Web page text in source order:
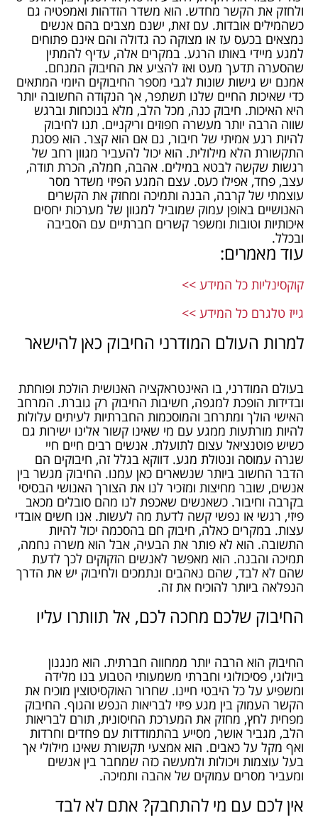
ולחזק את הקשר מחדש. הוא משדר הזדהות ואמפטיה גם
כשהמילים אובדות. עם זאת, ישנם מצבים בהם אנשים
נמצאים בכעס עז או מצוקה כה גדולה והם אינם פתוחים
למגע מיידי באותו הרגע. במקרים אלה, עדיף להמתין
שהסערה תדעך מעט ואז להציע את החיבוק המנחם.
אמנם יש גישות שונות לגבי מספר החיבוקים היומי המתאים
כדי שאיכות החיים שלנו תשתפר, אך הנקודה החשובה יותר
היא האיכות. חיבוק כנה, מכל הלב, מלא בנוכחות וברגש
שווה הרבה יותר מעשרה חפוזים וריקניים. תנו לחיבוק
להיות רגע אמיתי של חיבור, גם אם הוא קצר. הוא פסגת
התקשורת הלא מילולית. הוא יכול להעביר מגוון רחב של
רגשות שקשה לבטא במילים. אהבה, חמלה, הכרת תודה,
עצב, פחד, אפילו כעס. עצם המגע הפיזי משדר מסר
עוצמתי של קרבה, הבנה ותמיכה ומחזק את הקשרים
האנושיים באופן עמוק שמוביל למגוון של מערכות יחסים
איכותיות וטובות ומשפר קשרים חברתיים עם הסביבה
ובכלל.
עוד מאמרים:
קוקסינליות כל המידע >>
גייז טלגרם כל המידע >>
למרות העולם המודרני החיבוק כאן להישאר
בעולם המודרני, בו האינטראקציה האנושית הולכת ופוחתת
ובדידות הופכת למגפה, חשיבות החיבוק רק גוברת. המרחב
האישי הולך ומתרחב והמוסכמות החברתיות לעיתים עלולות
להיות מורתעות ממגע עם מי שאינו קשור אלינו ישירות גם
כשיש פוטנציאל עצום לתועלת. אנשים רבים חיים חיי
שגרה עמוסה ונטולת מגע. דווקא בגלל זה, חיבוקים הם
הדבר החשוב ביותר שנשארים כאן עמנו. החיבוק מגשר בין
אנשים, שובר מחיצות ומזכיר לנו את הצורך האנושי הבסיסי
בקרבה וחיבור. כשאנשים שאכפת לנו מהם סובלים מכאב
פיזי, רגשי או נפשי קשה לדעת מה לעשות. אנו חשים אובדי
עצות. במקרים כאלה, חיבוק חם בהסכמה יכול להיות
התשובה. הוא לא פותר את הבעיה, אבל הוא משרה נחמה,
תמיכה והבנה. הוא מאפשר לאנשים הזקוקים לכך לדעת
שהם לא לבד, שהם נאהבים ונתמכים ולחיבוק יש את הדרך
הנפלאה ביותר להוכיח את זה.
החיבוק שלכם מחכה לכם, אל תוותרו עליו
החיבוק הוא הרבה יותר ממחווה חברתית. הוא מנגנון
ביולוגי, פסיכולוגי וחברתי משמעותי הטבוע בנו מלידה
ומשפיע על כל היבטי חיינו. שחרור האוקסיטוצין מוכיח את
הקשר העמוק בין מגע פיזי לבריאות הנפש והגוף. החיבוק
מפחית לחץ, מחזק את המערכת החיסונית, תורם לבריאות
הלב, מגביר אושר, מסייע בהתמודדות עם פחדים וחרדות
ואף מקל על כאבים. הוא אמצעי תקשורת שאינו מילולי אך
בעל עוצמות ויכולות ולמעשה כזה שמחבר בין אנשים
ומעביר מסרים עמוקים של אהבה ותמיכה.
אין לכם עם מי להתחבק? אתם לא לבד